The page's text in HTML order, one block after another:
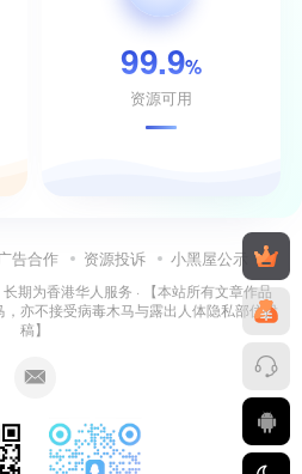
99.9%
资源可用
告合作 资源投诉 小黑屋公示
长期为香港华人服务 · 【本站所有文章作品
亦不接受病毒木马与露出人体隐私部位投
稿】